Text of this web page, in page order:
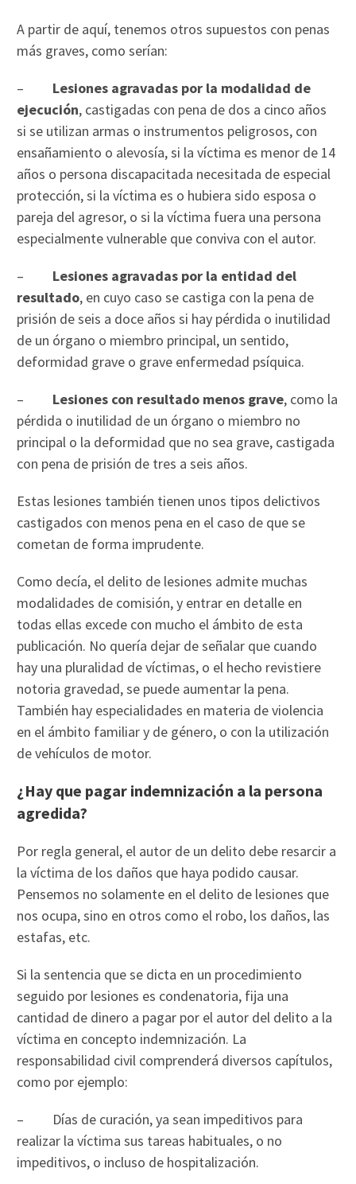
A partir de aquí, tenemos otros supuestos con penas
más graves, como serían:
–
Lesiones agravadas por la modalidad de
ejecución, castigadas con pena de dos a cinco años
si se utilizan armas o instrumentos peligrosos, con
ensañamiento o alevosía, si la víctima es menor de 14
años o persona discapacitada necesitada de especial
protección, si la víctima es o hubiera sido esposa o
pareja del agresor, o si la víctima fuera una persona
especialmente vulnerable que conviva con el autor.
– Lesiones agravadas por la entidad del
resultado, en cuyo caso se castiga con la pena de
prisión de seis a doce años si hay pérdida o inutilidad
de un órgano o miembro principal, un sentido,
deformidad grave o grave enfermedad psíquica.
– Lesiones con resultado menos grave, como la
pérdida o inutilidad de un órgano o miembro no
principal o la deformidad que no sea grave, castigada
con pena de prisión de tres a seis años.
Estas lesiones también tienen unos tipos delictivos
castigados con menos pena en el caso de que se
cometan de forma imprudente.
Como decía, el delito de lesiones admite muchas
modalidades de comisión, y entrar en detalle en
todas ellas excede con mucho el ámbito de esta
publicación. No quería dejar de señalar que cuando
hay una pluralidad de víctimas, o el hecho revistiere
notoria gravedad, se puede aumentar la pena.
También hay especialidades en materia de violencia
en el ámbito familiar y de género, o con la utilización
de vehículos de motor.
¿Hay que pagar indemnización a la persona
agredida?
Por regla general, el autor de un delito debe resarcir a
la víctima de los daños que haya podido causar.
Pensemos no solamente en el delito de lesiones que
nos ocupa, sino en otros como el robo, los daños, las
estafas, etc.
Si la sentencia que se dicta en un procedimiento
seguido por lesiones es condenatoria, fija una
cantidad de dinero a pagar por el autor del delito a la
víctima en concepto indemnización. La
responsabilidad civil comprenderá diversos capítulos,
como por ejemplo:
– Días de curación, ya sean impeditivos para
realizar la víctima sus tareas habituales, o no
impeditivos, o incluso de hospitalización.